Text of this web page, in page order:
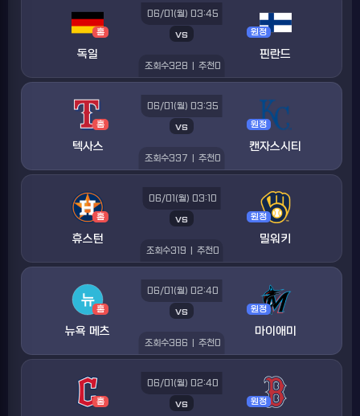
홈
독일
vs 원정
핀란드
06/01(월) 03:45
조회수328 추천 0
홈
텍사스
vs 원정
캔자스시티
06/01(월) 03:35
조회수337 추천 0
홈
휴스턴
vs 원정
밀워키
06/01(월) 03:10
조회수319 추천 0
홈
뉴욕 메츠
vs 원정
마이애미
06/01(월) 02:40
조회수386 추천 0
홈 vs 원정
06/01(월) 02:40